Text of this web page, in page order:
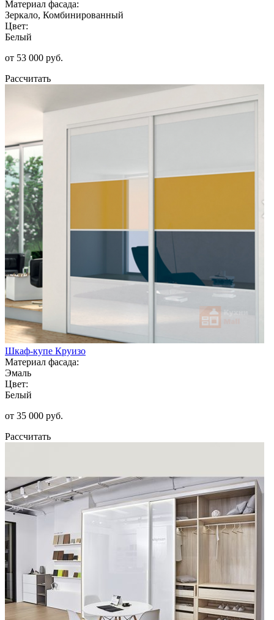
Материал фасада:
Зеркало, Комбинированный
Цвет:
Белый
от 53 000 руб.
Рассчитать
Шкаф-купе Круизо
Материал фасада:
Эмаль
Цвет:
Белый
от 35 000 руб.
Рассчитать